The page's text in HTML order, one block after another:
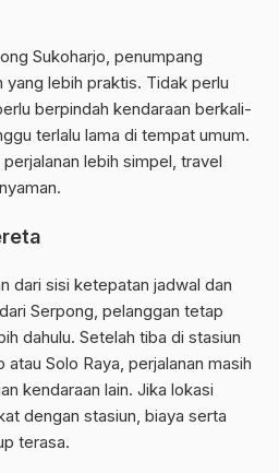
Sukoharjo, penumpang
lebih praktis. Tidak perlu
berpindah kendaraan berkali-
terlalu lama di tempat umum.
lebih simpel, travel
dari sisi ketepatan jadwal dan
Serpong, pelanggan tetap
dahulu. Setelah tiba di stasiun
Solo Raya, perjalanan masih
kendaraan lain. Jika lokasi
dengan stasiun, biaya serta
terasa.